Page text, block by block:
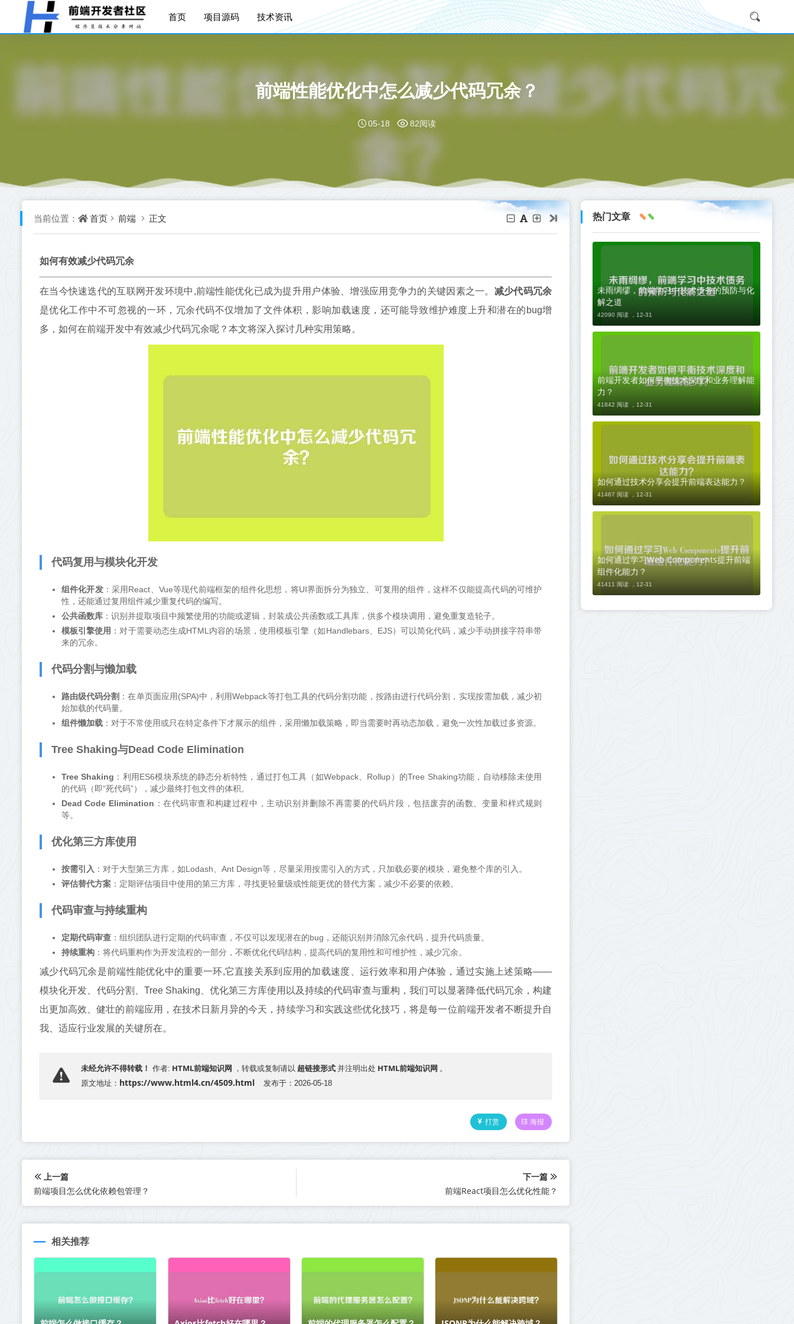
首页 项目源码 技术资讯
前端性能优化中怎么减少代码冗余？
05-18 82阅读
当前位置： 首页 前端 正文
如何有效减少代码冗余
在当今快速迭代的互联网开发环境中,前端性能优化已成为提升用户体验、增强应用竞争力的关键因素之一。 减少代码冗余
是优化工作中不可忽视的一环，冗余代码不仅增加了文件体积，影响加载速度，还可能导致维护难度上升和潜在的bug增
多，如何在前端开发中有效减少代码冗余呢？本文将深入探讨几种实用策略。
代码复用与模块化开发
组件化开发：采用React、Vue等现代前端框架的组件化思想，将UI界面拆分为独立、可复用的组件，这样不仅能提高代码的可维护
性，还能通过复用组件减少重复代码的编写。
公共函数库：识别并提取项目中频繁使用的功能或逻辑，封装成公共函数或工具库，供多个模块调用，避免重复造轮子。
模板引擎使用 ：对于需要动态生成HTML内容的场景，使用模板引擎（如Handlebars、EJS）可以简化代码，减少手动拼接字符串带
来的冗余。
代码分割与懒加载
路由级代码分割 ：在单页面应用(SPA)中，利用Webpack等打包工具的代码分割功能，按路由进行代码分割，实现按需加载，减少初
始加载的代码量。
组件懒加载：对于不常使用或只在特定条件下才展示的组件，采用懒加载策略，即当需要时再动态加载，避免一次性加载过多资源。
Tree Shaking与Dead Code Elimination
Tree Shaking ：利用ES6模块系统的静态分析特性，通过打包工具（如Webpack、Rollup）的Tree Shaking功能，自动移除未使用
的代码（即“死代码”），减少最终打包文件的体积。
Dead Code Elimination ：在代码审查和构建过程中，主动识别并删除不再需要的代码片段，包括废弃的函数、变量和样式规则
等。
优化第三方库使用
按需引入 ：对于大型第三方库，如Lodash、Ant Design等，尽量采用按需引入的方式，只加载必要的模块，避免整个库的引入。
评估替代方案：定期评估项目中使用的第三方库，寻找更轻量级或性能更优的替代方案，减少不必要的依赖。
代码审查与持续重构
定期代码审查：组织团队进行定期的代码审查，不仅可以发现潜在的bug，还能识别并消除冗余代码，提升代码质量。
持续重构：将代码重构作为开发流程的一部分，不断优化代码结构，提高代码的复用性和可维护性，减少冗余。
减少代码冗余是前端性能优化中的重要一环,它直接关系到应用的加载速度、运行效率和用户体验，通过实施上述策略——
模块化开发、代码分割、Tree Shaking、优化第三方库使用以及持续的代码审查与重构，我们可以显著降低代码冗余，构建
出更加高效、健壮的前端应用，在技术日新月异的今天，持续学习和实践这些优化技巧，将是每一位前端开发者不断提升自
我、适应行业发展的关键所在。
未经允许不得转载！ 作者: HTML前端知识网 ，转载或复制请以 超链接形式 并注明出处 HTML前端知识网 。
原文地址： https://www.html4.cn/4509.html 发布于：2026-05-18
打赏 海报
上一篇
前端项目怎么优化依赖包管理？
下一篇
前端React项目怎么优化性能？
相关推荐
热门文章
未雨绸缪，前端学习中技术债务的预防与化
解之道
42090 阅读 ， 12-31
前端开发者如何平衡技术深度和业务理解能
力？
41842 阅读 ， 12-31
如何通过技术分享会提升前端表达能力？
41467 阅读 ， 12-31
如何通过学习Web Components提升前端
组件化能力？
41411 阅读 ， 12-31